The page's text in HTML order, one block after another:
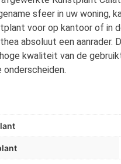
sfeer in uw woning,
voor op kantoor of in
absoluut een aanrader.
kwaliteit van de